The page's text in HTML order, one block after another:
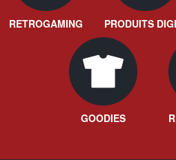
RETROGAMING PRODUITS
GOODIES